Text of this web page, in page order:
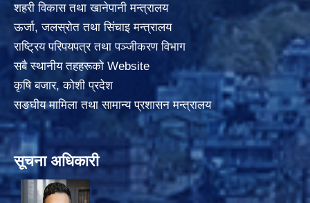
शहरी विकास तथा खानेपानी मन्त्रालय
ऊर्जा, जलस्रोत तथा सिंचाइ मन्त्रालय
राष्ट्रिय परिपयपत्र तथा पञ्जीकरण विभाग
सबै स्थानीय तहहरूको Website
कृषि बजार, कोशी प्रदेश
सङघीय मामिला तथा सामान्य प्रशासन मन्त्रालय
सूचना अधिकारी